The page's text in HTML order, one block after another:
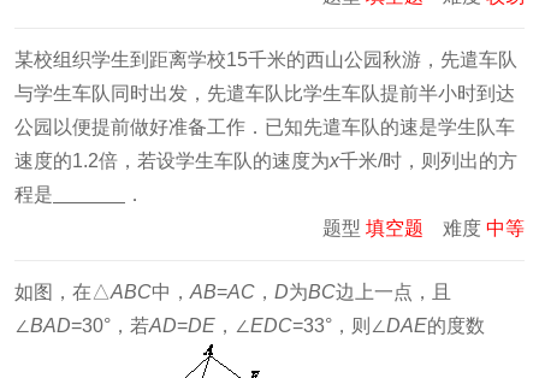
某校组织学生到距离学校15千米的西山公园秋游，先遣车队
与学生车队同时出发，先遣车队比学生车队提前半小时到达
公园以便提前做好准备工作．已知先遣车队的速是学生队车
速度的1.2倍，若设学生车队的速度为x千米/时，则列出的方
程是
．
题型 填空题 难度 中等
如图，在△ABC中， AB=AC ， D为BC边上一点，且
∠BAD=30°，若AD=DE ，∠EDC=33°，则∠DAE的度数